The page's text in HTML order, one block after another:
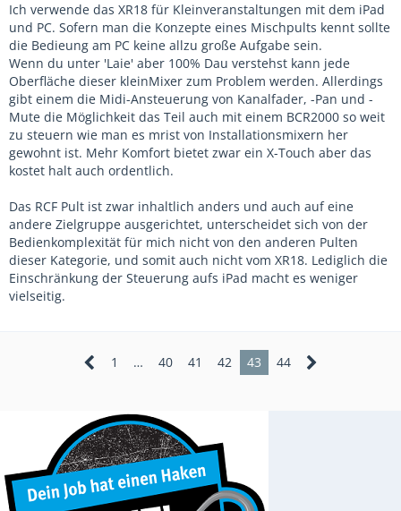
Ich verwende das XR18 für Kleinveranstaltungen mit dem iPad
und PC. Sofern man die Konzepte eines Mischpults kennt sollte
die Bedieung am PC keine allzu große Aufgabe sein.
Wenn du unter 'Laie' aber 100% Dau verstehst kann jede
Oberfläche dieser kleinMixer zum Problem werden. Allerdings
gibt einem die Midi-Ansteuerung von Kanalfader, -Pan und -
Mute die Möglichkeit das Teil auch mit einem BCR2000 so weit
zu steuern wie man es mrist von Installationsmixern her
gewohnt ist. Mehr Komfort bietet zwar ein X-Touch aber das
kostet halt auch ordentlich.
Das RCF Pult ist zwar inhaltlich anders und auch auf eine
andere Zielgruppe ausgerichtet, unterscheidet sich von der
Bedienkomplexität für mich nicht von den anderen Pulten
dieser Kategorie, und somit auch nicht vom XR18. Lediglich die
Einschränkung der Steuerung aufs iPad macht es weniger
vielseitig.
1 … 40 41 42 43 44